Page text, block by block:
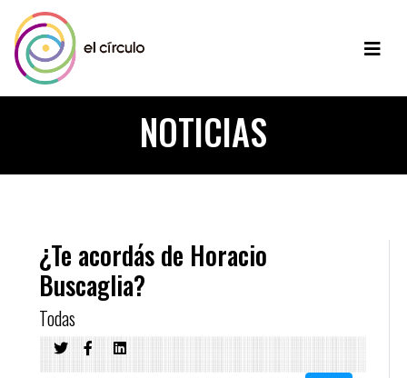
NOTICIAS
¿Te acordás de Horacio
Buscaglia?
Todas